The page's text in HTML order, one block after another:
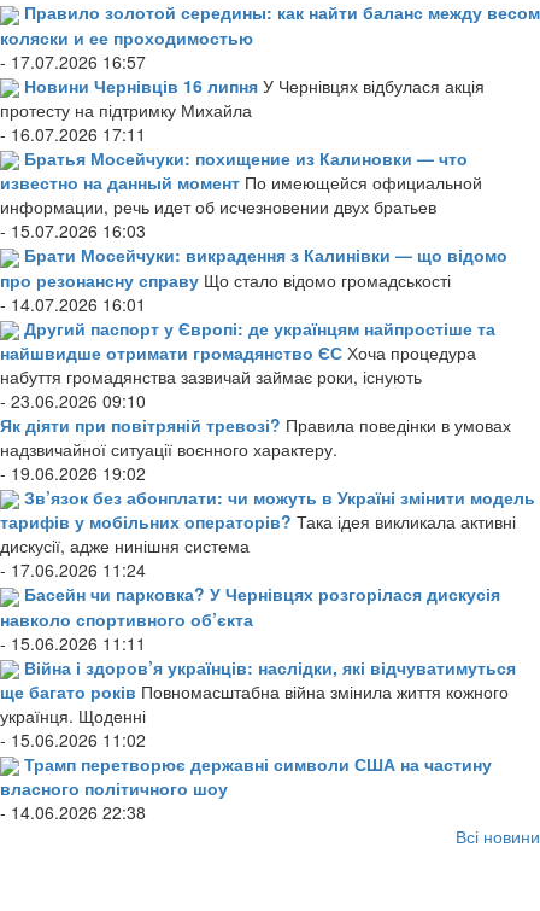
Правило золотой середины: как найти баланс между весом
коляски и ее проходимостью
- 17.07.2026 16:57
Новини Чернівців 16 липня У Чернівцях відбулася акція
протесту на підтримку Михайла
- 16.07.2026 17:11
Братья Мосейчуки: похищение из Калиновки — что
известно на данный момент По имеющейся официальной
информации, речь идет об исчезновении двух братьев
- 15.07.2026 16:03
Брати Мосейчуки: викрадення з Калинівки — що відомо
про резонансну справу Що стало відомо громадськості
- 14.07.2026 16:01
Другий паспорт у Європі: де українцям найпростіше та
найшвидше отримати громадянство ЄС Хоча процедура
набуття громадянства зазвичай займає роки, існують
- 23.06.2026 09:10
Як діяти при повітряній тревозі? Правила поведінки в умовах
надзвичайної ситуації воєнного характеру.
- 19.06.2026 19:02
Зв’язок без абонплати: чи можуть в Україні змінити модель
тарифів у мобільних операторів? Така ідея викликала активні
дискусії, адже нинішня система
- 17.06.2026 11:24
Басейн чи парковка? У Чернівцях розгорілася дискусія
навколо спортивного об’єкта
- 15.06.2026 11:11
Війна і здоров’я українців: наслідки, які відчуватимуться
ще багато років Повномасштабна війна змінила життя кожного
українця. Щоденні
- 15.06.2026 11:02
Трамп перетворює державні символи США на частину
власного політичного шоу
- 14.06.2026 22:38
Всі новини